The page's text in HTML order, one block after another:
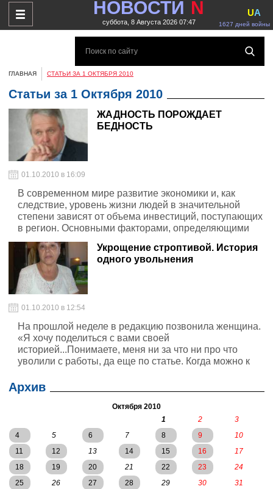
НОВОСТИ N
суббота, 8 Августа 2026 07:47 1627 дней войны
UA
ГЛАВНАЯ СТАТЬИ ЗА 1 ОКТЯБРЯ 2010
Статьи за 1 Октября 2010
ЖАДНОСТЬ ПОРОЖДАЕТ
БЕДНОСТЬ
01.10.2010 в 16:09
В современном мире развитие экономики и, как
следствие, уровень жизни людей в значительной
степени зависят от объема инвестиций, поступающих
в регион. Основными факторами, определяющими
привлекательность для инвесторов того или иного
города является его место расположения и уровень
развития экономики.
Укрощение строптивой. История
одного увольнения
01.10.2010 в 12:54
На прошлой неделе в редакцию позвонила женщина.
«Я хочу поделиться с вами своей
историей...Понимаете, меня ни за что ни про что
уволили с работы, да еще по статье. Когда можно к
Архив
Октября 2010
1
2
3
4
5 6 7 8 9
10
11
12 13 14 15 16
17
18
19 20 21 22 23
24
25
26 27 28 29 30 31